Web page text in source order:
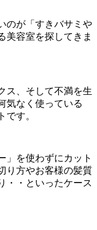
のが「すきバサミや
美容室を探してきま
ス、そして不満を生
気なく使っている
です。
」を使わずにカット
り方やお客様の髪質
・・といったケース